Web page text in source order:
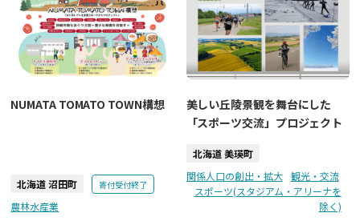
NUMATA TOMATO TOWN構想
北海道 沼田町 寄付受付終了
農林水産業
美しい丘陵景観を舞台にした
「スポーツ交流」プロジェクト
北海道 美瑛町
関係人口の創出・拡大
観光・交流
スポーツ(スタジアム・アリーナを
除く)